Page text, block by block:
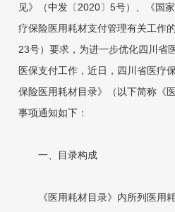
见》（中发〔2020〕5号）、《国
疗保险医用耗材支付管理有关工作
23号）要求，为进一步优化四川省
医保支付工作，近日，四川省医疗
保险医用耗材目录》（以下简称《
事项通知如下：
一、目录构成
《医用耗材目录》内所列医用耗